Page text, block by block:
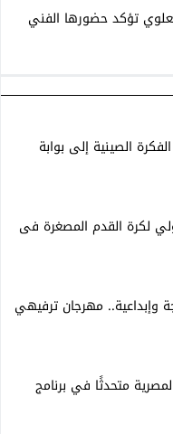
تؤكد حضورها الفني
الصينية إلى بوابة
لكرة القدم المصغرة فى
وإبداعية.. مهرجان ترفيهي
متحدثًا في برنامج